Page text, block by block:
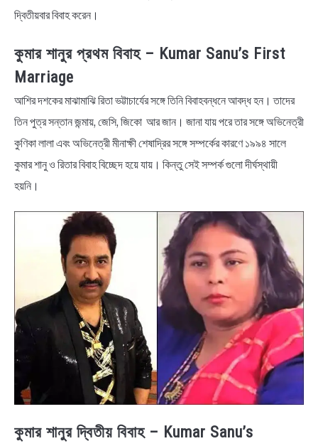
দ্বিতীয়বার বিবাহ করেন।
কুমার শানুর প্রথম বিবাহ – Kumar Sanu’s First
Marriage
আশির দশকের মাঝামাঝি রিতা ভট্টাচার্যের সঙ্গে তিনি বিবাহবন্ধনে আবদ্ধ হন। তাদের
তিন পুত্র সন্তান জন্মায়, জেসি, জিকো আর জান। জানা যায় পরে তার সঙ্গে অভিনেত্রী
কুণিকা লালা এবং অভিনেত্রী মীনাক্ষী শেষাদ্রির সঙ্গে সম্পর্কের কারণে ১৯৯৪ সালে
কুমার শানু ও রিতার বিবাহ বিচ্ছেদ হয়ে যায়। কিন্তু সেই সম্পর্ক গুলো দীর্ঘস্থায়ী
হয়নি।
কুমার শানুর দ্বিতীয় বিবাহ – Kumar Sanu’s